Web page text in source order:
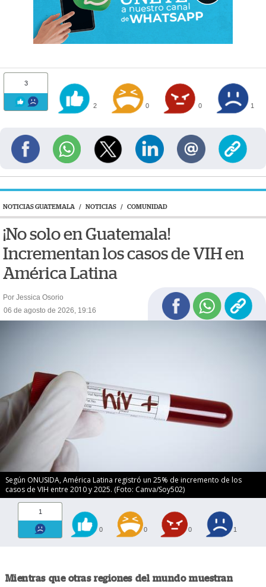
3
2 0 0 1
NOTICIAS GUATEMALA / NOTICIAS / COMUNIDAD
¡No solo en Guatemala!
Incrementan los casos de VIH en
América Latina
Por Jessica Osorio
06 de agosto de 2026, 19:16
Según ONUSIDA, América Latina registró un 25% de incremento de los
casos de VIH entre 2010 y 2025. (Foto: Canva/Soy502)
1
0 0 0 1
Mientras que otras regiones del mundo muestran